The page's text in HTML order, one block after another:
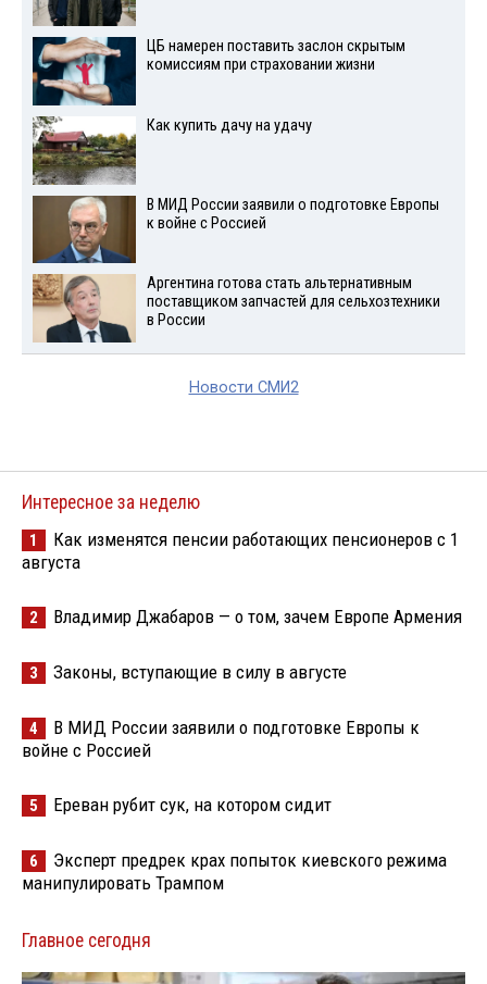
ЦБ намерен поставить заслон скрытым
комиссиям при страховании жизни
Как купить дачу на удачу
В МИД России заявили о подготовке Европы
к войне с Россией
Аргентина готова стать альтернативным
поставщиком запчастей для сельхозтехники
в России
Новости СМИ2
Интересное за неделю
1
Как изменятся пенсии работающих пенсионеров с 1
августа
2 Владимир Джабаров — о том, зачем Европе Армения
3 Законы, вступающие в силу в августе
4
В МИД России заявили о подготовке Европы к
войне с Россией
5 Ереван рубит сук, на котором сидит
6
Эксперт предрек крах попыток киевского режима
манипулировать Трампом
Главное сегодня